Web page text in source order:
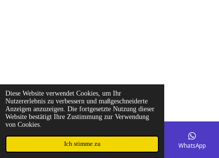
Diese Website verwendet Cookies, um Ihr
Nutzererlebnis zu verbessern und maßgeschneiderte
Anzeigen anzuzeigen. Die fortgesetzte Nutzung dieser
Website bestätigt Ihre Zustimmung zur Verwendung
von Cookies.
Ich stimme zu
Telefon Karte WhatsApp